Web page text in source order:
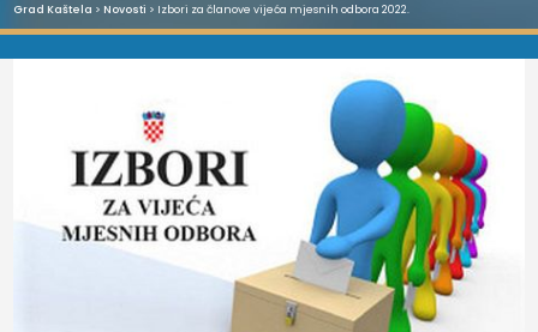
Grad Kaštela > Novosti > Izbori za članove vijeća mjesnih odbora 2022.